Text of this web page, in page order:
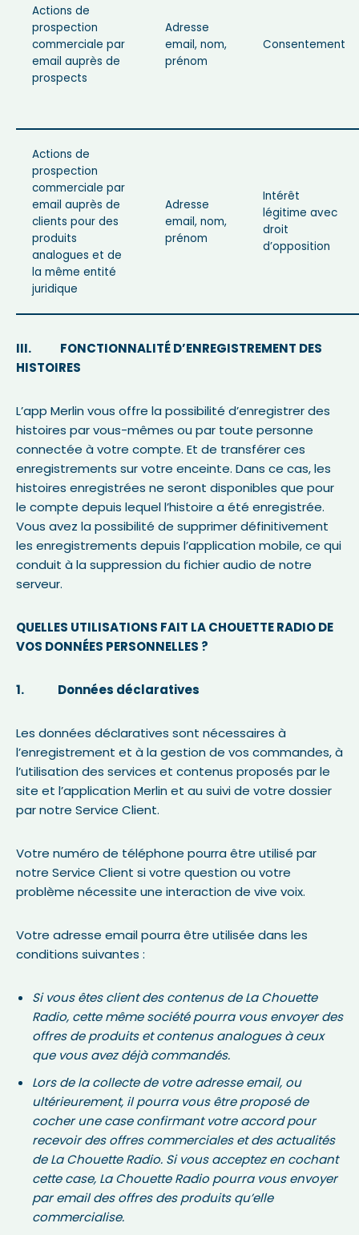
Actions de
prospection
commerciale par
email auprès de
prospects
Adresse
email, nom,
prénom
Consentement
Actions de
prospection
commerciale par
email auprès de
clients pour des
produits
analogues et de
la même entité
juridique
Adresse
email, nom,
prénom
Intérêt
légitime avec
droit
d’opposition
III. FONCTIONNALITÉ D’ENREGISTREMENT DES
HISTOIRES
L’app Merlin vous offre la possibilité d’enregistrer des
histoires par vous-mêmes ou par toute personne
connectée à votre compte. Et de transférer ces
enregistrements sur votre enceinte. Dans ce cas, les
histoires enregistrées ne seront disponibles que pour
le compte depuis lequel l’histoire a été enregistrée.
Vous avez la possibilité de supprimer définitivement
les enregistrements depuis l’application mobile, ce qui
conduit à la suppression du fichier audio de notre
serveur.
QUELLES UTILISATIONS FAIT LA CHOUETTE RADIO DE
VOS DONNÉES PERSONNELLES ?
1. Données déclaratives
Les données déclaratives sont nécessaires à
l’enregistrement et à la gestion de vos commandes, à
l’utilisation des services et contenus proposés par le
site et l’application Merlin et au suivi de votre dossier
par notre Service Client.
Votre numéro de téléphone pourra être utilisé par
notre Service Client si votre question ou votre
problème nécessite une interaction de vive voix.
Votre adresse email pourra être utilisée dans les
conditions suivantes :
Si vous êtes client des contenus de La Chouette
Radio, cette même société pourra vous envoyer des
offres de produits et contenus analogues à ceux
que vous avez déjà commandés.
Lors de la collecte de votre adresse email, ou
ultérieurement, il pourra vous être proposé de
cocher une case confirmant votre accord pour
recevoir des offres commerciales et des actualités
de La Chouette Radio. Si vous acceptez en cochant
cette case, La Chouette Radio pourra vous envoyer
par email des offres des produits qu’elle
commercialise.